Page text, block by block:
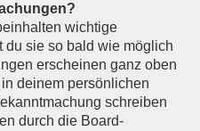
wichtige
du sie so bald wie möglich
erscheinen ganz oben
deinem persönlichen
schreiben
durch die Board-